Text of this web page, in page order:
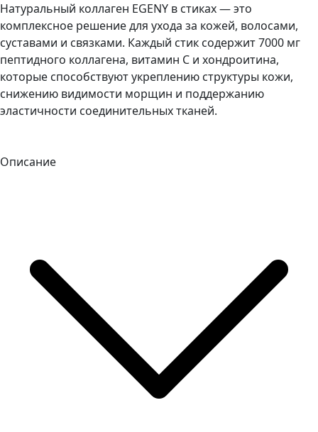
Натуральный коллаген EGENY в стиках — это
комплексное решение для ухода за кожей, волосами,
суставами и связками. Каждый стик содержит 7000 мг
пептидного коллагена, витамин С и хондроитина,
которые способствуют укреплению структуры кожи,
снижению видимости морщин и поддержанию
эластичности соединительных тканей.
Описание